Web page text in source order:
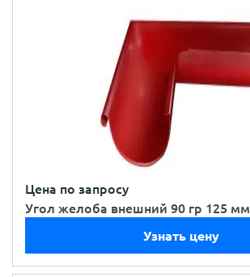
Цена по запросу
Угол желоба внешний 90 гр 125 мм
Узнать цену